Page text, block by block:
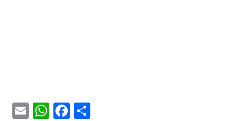
EmailWhatsApp
Facebook